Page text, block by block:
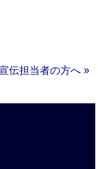
伝担当者の方へ »